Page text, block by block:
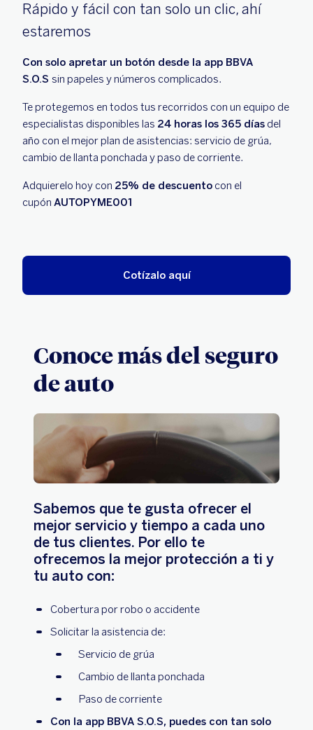
Rápido y fácil con tan solo un clic, ahí
estaremos
Con solo apretar un botón desde la app BBVA
S.O.S sin papeles y números complicados.
Te protegemos en todos tus recorridos con un equipo de
especialistas disponibles las 24 horas los 365 días del
año con el mejor plan de asistencias: servicio de grúa,
cambio de llanta ponchada y paso de corriente.
Adquierelo hoy con 25% de descuento con el
cupón AUTOPYME001
Cotízalo aquí
Conoce más del seguro
de auto
Sabemos que te gusta ofrecer el
mejor servicio y tiempo a cada uno
de tus clientes. Por ello te
ofrecemos la mejor protección a ti y
tu auto con:
Cobertura por robo o accidente
Solicitar la asistencia de:
Servicio de grúa
Cambio de llanta ponchada
Paso de corriente
Con la app BBVA S.O.S, puedes con tan solo